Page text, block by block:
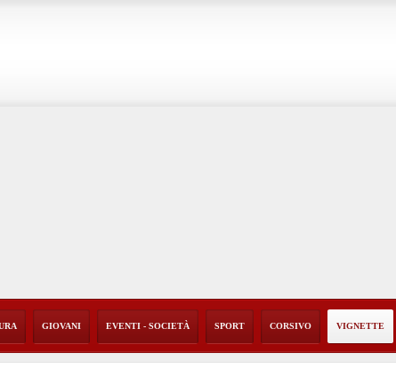
GIOVANI EVENTI - SOCIETÀ SPORT CORSIVO VIGNETTE